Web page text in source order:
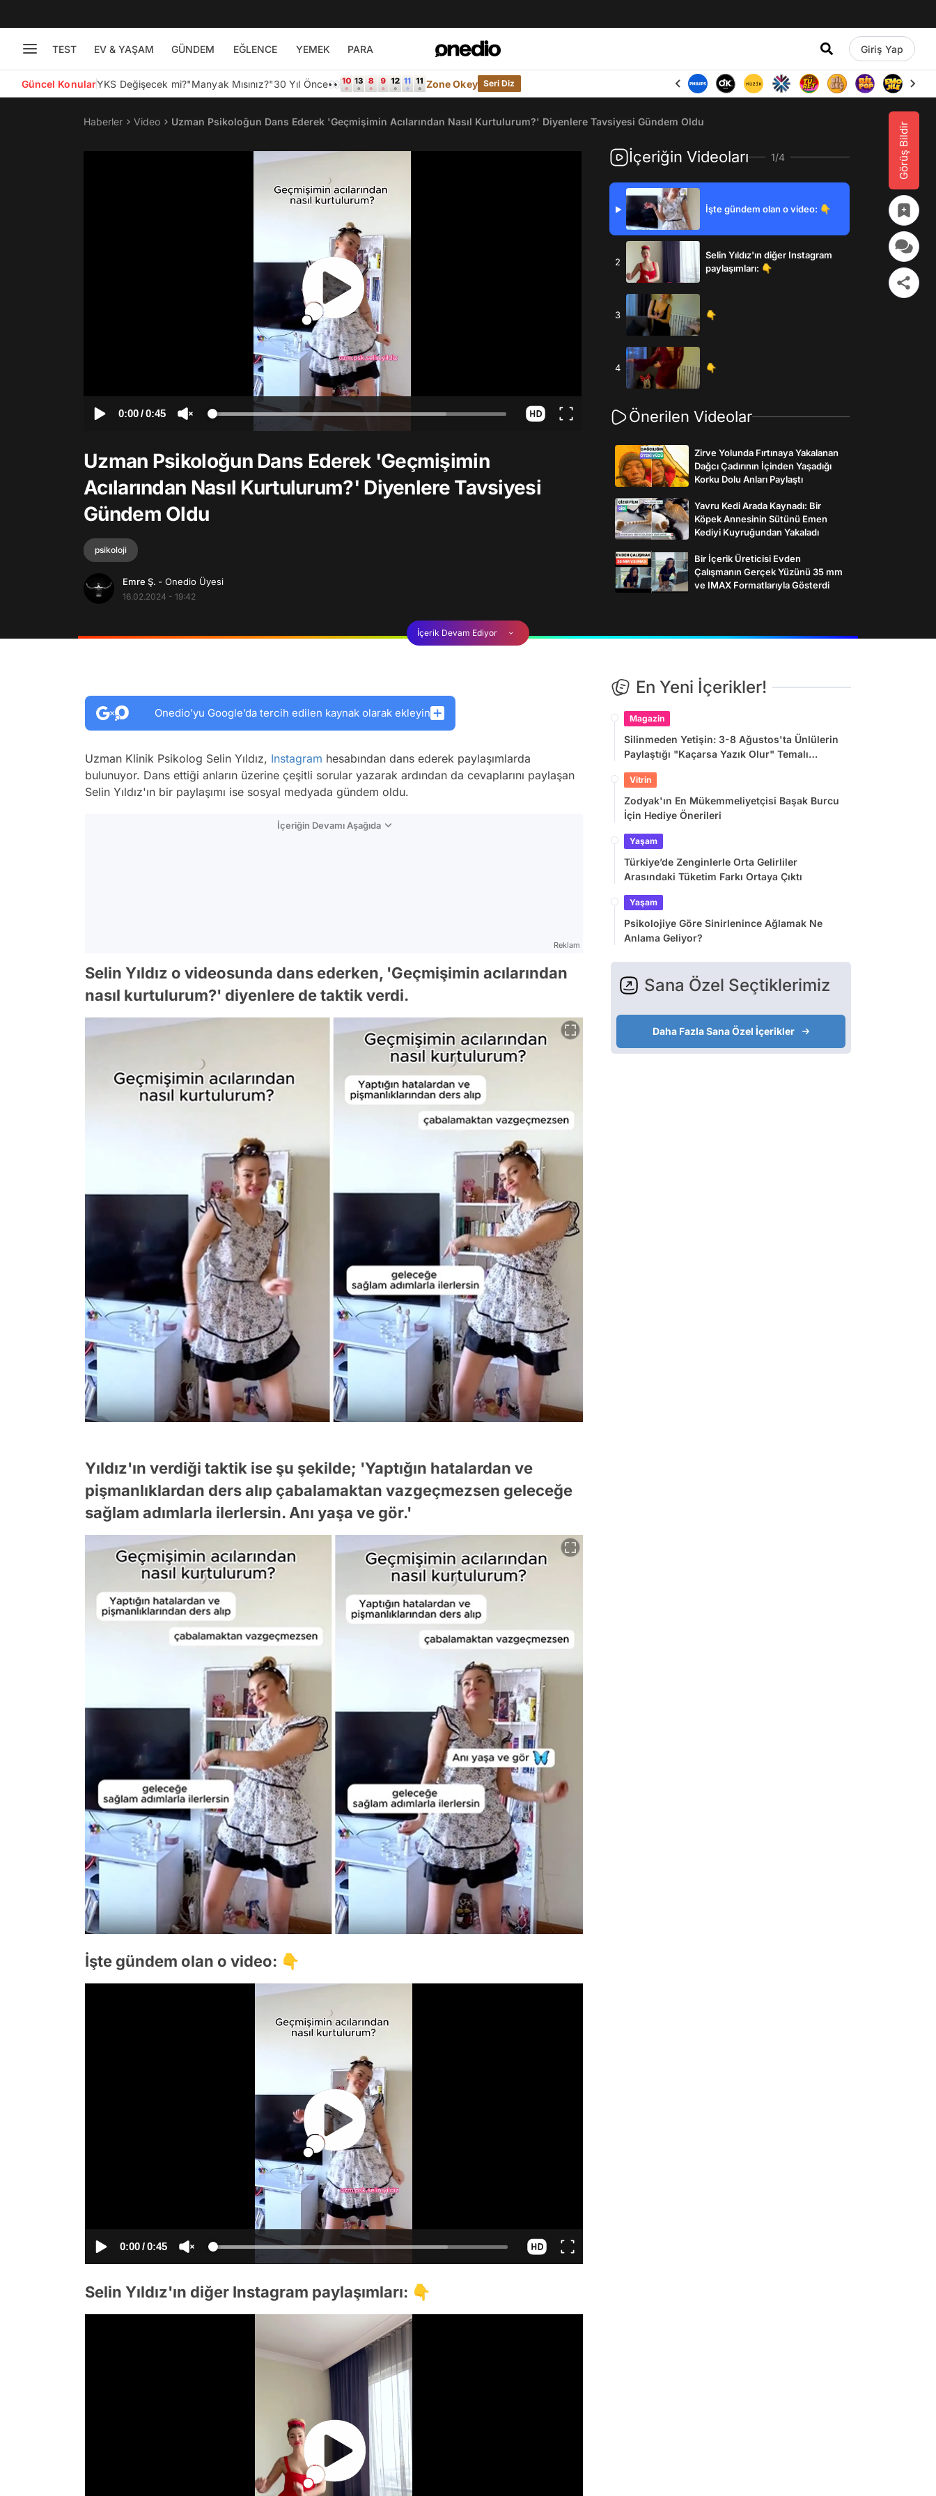
TEST EV & YAŞAM GÜNDEM EĞLENCE YEMEK PARA Giriş Yap
Güncel KonularYKS Değişecek mi?"Manyak Mısınız?"30 Yıl Önce👀 Zone Okey Seri Diz
Görüş Bildir
Haberler Video Uzman Psikoloğun Dans Ederek 'Geçmişimin Acılarından Nasıl Kurtulurum?' Diyenlere Tavsiyesi Gündem Oldu
0:00/0:45
Uzman Psikoloğun Dans Ederek 'Geçmişimin
Acılarından Nasıl Kurtulurum?' Diyenlere Tavsiyesi
Gündem Oldu
psikoloji
Emre Ş. - Onedio Üyesi
16.02.2024 - 19:42
İçeriğin Videoları 1/4
▶ İşte gündem olan o video: 👇
2
Selin Yıldız'ın diğer Instagram
paylaşımları: 👇
3 👇
4 👇
Önerilen Videolar
Zirve Yolunda Fırtınaya Yakalanan
Dağcı Çadırının İçinden Yaşadığı
Korku Dolu Anları Paylaştı
Yavru Kedi Arada Kaynadı: Bir
Köpek Annesinin Sütünü Emen
Kediyi Kuyruğundan Yakaladı
Bir İçerik Üreticisi Evden
Çalışmanın Gerçek Yüzünü 35 mm
ve IMAX Formatlarıyla Gösterdi
İçerik Devam Ediyor
Onedio’yu Google’da tercih edilen kaynak olarak ekleyin
Uzman Klinik Psikolog Selin Yıldız, Instagram hesabından dans ederek paylaşımlarda
bulunuyor. Dans ettiği anların üzerine çeşitli sorular yazarak ardından da cevaplarını paylaşan
Selin Yıldız'ın bir paylaşımı ise sosyal medyada gündem oldu.
İçeriğin Devamı Aşağıda
Reklam
Selin Yıldız o videosunda dans ederken, 'Geçmişimin acılarından
nasıl kurtulurum?' diyenlere de taktik verdi.
Yıldız'ın verdiği taktik ise şu şekilde; 'Yaptığın hatalardan ve
pişmanlıklardan ders alıp çabalamaktan vazgeçmezsen geleceğe
sağlam adımlarla ilerlersin. Anı yaşa ve gör.'
İşte gündem olan o video: 👇
0:00/0:45
Selin Yıldız'ın diğer Instagram paylaşımları: 👇
En Yeni İçerikler!
Magazin
Silinmeden Yetişin: 3-8 Ağustos'ta Ünlülerin
Paylaştığı "Kaçarsa Yazık Olur" Temalı
Vitrin
Zodyak'ın En Mükemmeliyetçisi Başak Burcu
İçin Hediye Önerileri
Yaşam
Türkiye’de Zenginlerle Orta Gelirliler
Arasındaki Tüketim Farkı Ortaya Çıktı
Yaşam
Psikolojiye Göre Sinirlenince Ağlamak Ne
Anlama Geliyor?
Sana Özel Seçtiklerimiz
Daha Fazla Sana Özel İçerikler